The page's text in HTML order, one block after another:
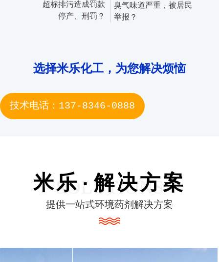
超标排污造成罚款
停产、刑罚？
臭气味道严重，被居民
举报？
选择米乐化工，为您解决烦恼
技术电话：137-8346-0888
SOLUTIONS
米乐·解决方案
提供一站式环境药剂解决方案